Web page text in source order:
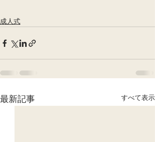
成人式
最新記事 すべて表示